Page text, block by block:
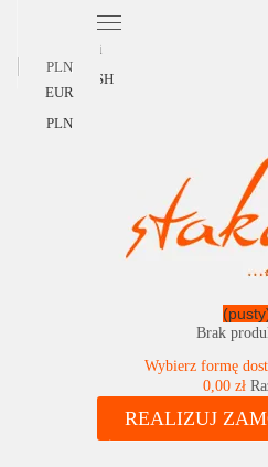
Polski
ENGLISH
PLN
EUR
PLN
Brak
Wybierz formę
0,00 zł
REALIZUJ